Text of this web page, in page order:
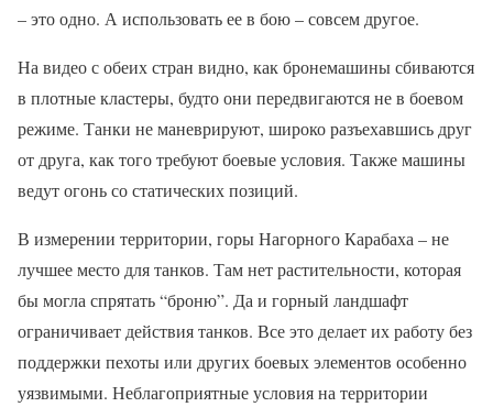
– это одно. А использовать ее в бою – совсем другое.
На видео с обеих стран видно, как бронемашины сбиваются
в плотные кластеры, будто они передвигаются не в боевом
режиме. Танки не маневрируют, широко разъехавшись друг
от друга, как того требуют боевые условия. Также машины
ведут огонь со статических позиций.
В измерении территории, горы Нагорного Карабаха – не
лучшее место для танков. Там нет растительности, которая
бы могла спрятать “броню”. Да и горный ландшафт
ограничивает действия танков. Все это делает их работу без
поддержки пехоты или других боевых элементов особенно
уязвимыми. Неблагоприятные условия на территории